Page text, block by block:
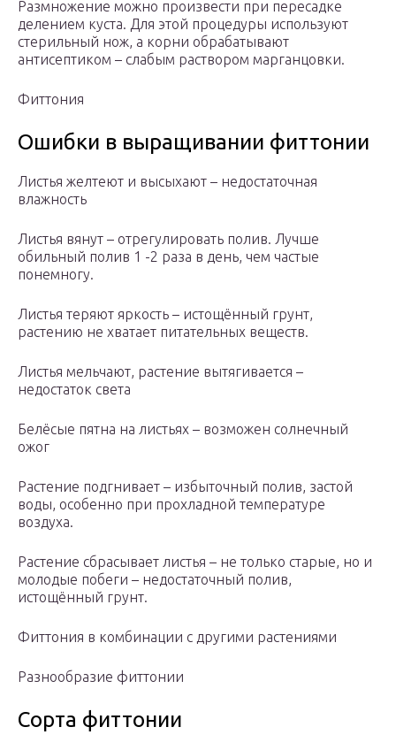
Размножение можно произвести при пересадке
делением куста. Для этой процедуры используют
стерильный нож, а корни обрабатывают
антисептиком – слабым раствором марганцовки.
Фиттония
Ошибки в выращивании фиттонии
Листья желтеют и высыхают – недостаточная
влажность
Листья вянут – отрегулировать полив. Лучше
обильный полив 1 -2 раза в день, чем частые
понемногу.
Листья теряют яркость – истощённый грунт,
растению не хватает питательных веществ.
Листья мельчают, растение вытягивается –
недостаток света
Белёсые пятна на листьях – возможен солнечный
ожог
Растение подгнивает – избыточный полив, застой
воды, особенно при прохладной температуре
воздуха.
Растение сбрасывает листья – не только старые, но и
молодые побеги – недостаточный полив,
истощённый грунт.
Фиттония в комбинации с другими растениями
Разнообразие фиттонии
Сорта фиттонии